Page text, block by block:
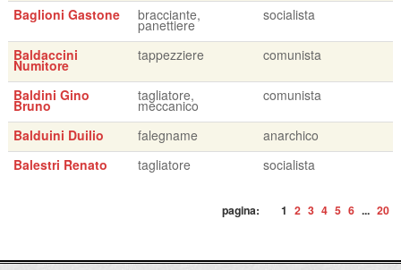
Baglioni Gastone
bracciante,
panettiere
socialista
Baldaccini
Numitore
tappezziere comunista
Baldini Gino
Bruno
tagliatore,
meccanico
comunista
Balduini Duilio falegname
anarchico
Balestri Renato
tagliatore socialista
pagina: 1 2 3 4 5 6 ... 20